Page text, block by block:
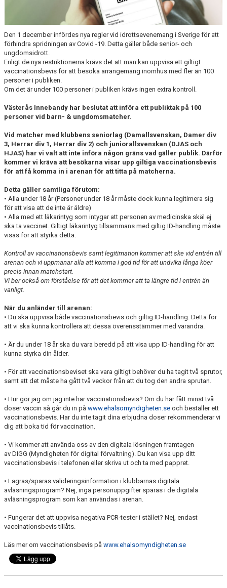
TRUPPEN DAM
TRUPPEN HERR
Den 1 december infördes nya regler vid idrottsevenemang i Sverige för att
förhindra spridningen av Covid -19. Detta gäller både senior- och
ungdomsidrott.
Enligt de nya restriktionerna krävs det att man kan uppvisa ett giltigt
vaccinationsbevis för att besöka arrangemang inomhus med fler än 100
personer i publiken.
Om det är under 100 personer i publiken krävs ingen extra kontroll.
Västerås Innebandy har beslutat att införa ett publiktak på 100
personer vid barn- & ungdomsmatcher.
Vid matcher med klubbens seniorlag (Damallsvenskan, Damer div
3, Herrar div 1, Herrar div 2) och juniorallsvenskan (DJAS och
HJAS) har vi valt att inte införa någon gräns vad gäller publik. Därför
kommer vi kräva att besökarna visar upp giltiga vaccinationsbevis
för att få komma in i arenan för att titta på matcherna.
Detta gäller samtliga förutom:
• Alla under 18 år (Personer under 18 år måste dock kunna legitimera sig
för att visa att de inte är äldre)
• Alla med ett läkarintyg som intygar att personen av medicinska skäl ej
ska ta vaccinet. Giltigt läkarintyg tillsammans med giltig ID-handling måste
visas för att styrka detta.
Kontroll av vaccinationsbevis samt legitimation kommer att ske vid entrén till
arenan och vi uppmanar alla att komma i god tid för att undvika långa köer
precis innan matchstart.
Vi ber också om förståelse för att det kommer att ta längre tid i entrén än
vanligt.
När du anländer till arenan:
• Du ska uppvisa både vaccinationsbevis och giltig ID-handling. Detta för
att vi ska kunna kontrollera att dessa överensstämmer med varandra.
• Är du under 18 år ska du vara beredd på att visa upp ID-handling för att
kunna styrka din ålder.
• För att vaccinationsbeviset ska vara giltigt behöver du ha tagit två sprutor,
samt att det måste ha gått två veckor från att du tog den andra sprutan.
• Hur gör jag om jag inte har vaccinationsbevis? Om du har fått minst två
doser vaccin så går du in på www.ehalsomyndigheten.se och beställer ett
vaccinationsbevis. Har du inte tagit dina erbjudna doser rekommenderar vi
dig att boka tid för vaccination.
• Vi kommer att använda oss av den digitala lösningen framtagen
av DIGG (Myndigheten för digital förvaltning). Du kan visa upp ditt
vaccinationsbevis i telefonen eller skriva ut och ta med pappret.
• Lagras/sparas valideringsinformation i klubbarnas digitala
avläsningsprogram? Nej, inga personuppgifter sparas i de digitala
avläsningsprogram som kan användas i arenan.
• Fungerar det att uppvisa negativa PCR-tester i stället? Nej, endast
vaccinationsbevis tillåts.
Läs mer om vaccinationsbevis på www.ehalsomyndigheten.se